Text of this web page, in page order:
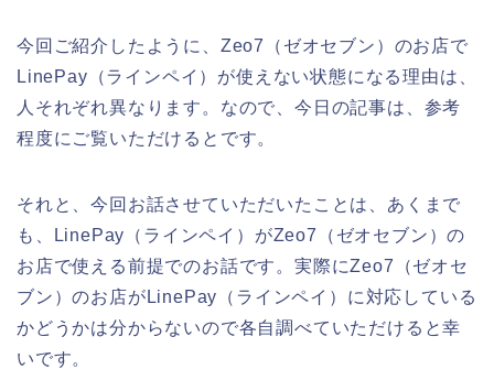
今回ご紹介したように、Zeo7（ゼオセブン）のお店で
LinePay（ラインペイ）が使えない状態になる理由は、
人それぞれ異なります。なので、今日の記事は、参考
程度にご覧いただけるとです。
それと、今回お話させていただいたことは、あくまで
も、LinePay（ラインペイ）がZeo7（ゼオセブン）の
お店で使える前提でのお話です。実際にZeo7（ゼオセ
ブン）のお店がLinePay（ラインペイ）に対応している
かどうかは分からないので各自調べていただけると幸
いです。